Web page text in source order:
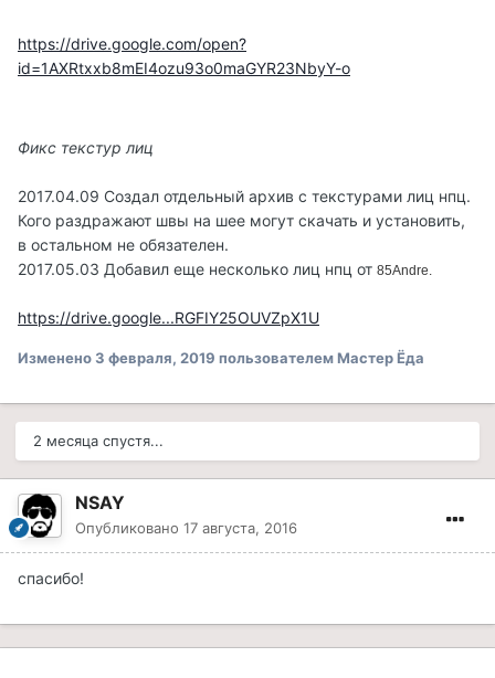
https://drive.google.com/open?
id=1AXRtxxb8mEI4ozu93o0maGYR23NbyY-o
Фикс текстур лиц
2017.04.09 Создал отдельный архив с текстурами лиц нпц.
Кого раздражают швы на шее могут скачать и установить,
в остальном не обязателен.
2017.05.03 Добавил еще несколько лиц нпц от 85Andre.
https://drive.google...RGFIY25OUVZpX1U
Изменено3 февраля, 2019 пользователем Мастер Ёда
2 месяца спустя...
NSAY
Опубликовано 17 августа, 2016
спасибо!